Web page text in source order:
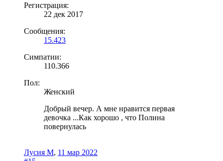
Регистрация:
22 дек 2017
Сообщения:
15.423
Симпатии:
110.366
Пол:
Женский
Добрый вечер. А мне нравится первая
девочка ...Как хорошо , что Полина
повернулась
Лусия М, 11 мар 2022